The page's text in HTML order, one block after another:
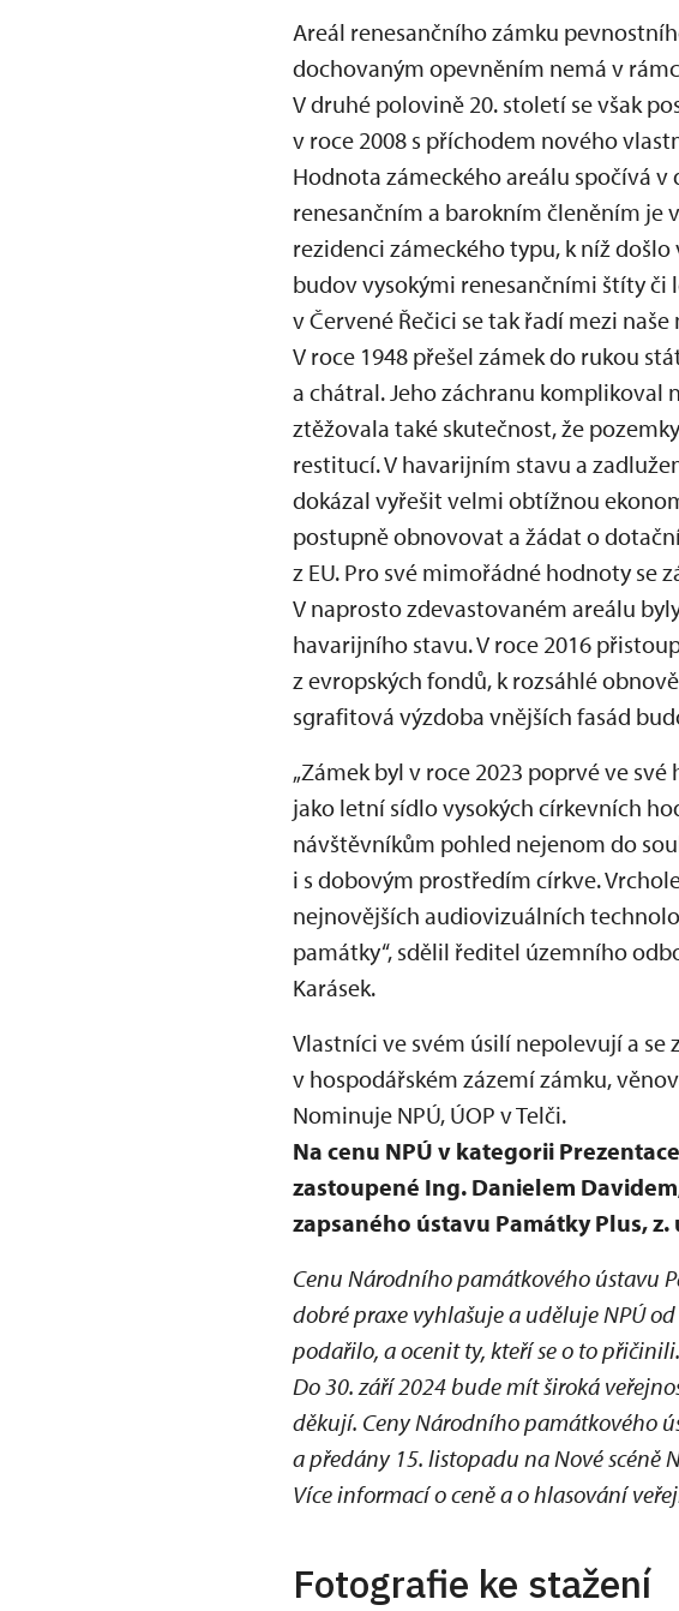
Areál renesančního zámku
dochovaným opevněním nemá v
V druhé polovině 20. století se však
v roce 2008 s příchodem nového
Hodnota zámeckého areálu spočívá
renesančním a barokním členěním je
rezidenci zámeckého typu, k níž
budov vysokými renesančními štíty
v Červené Řečici se tak řadí mezi
V roce 1948 přešel zámek do rukou
a chátral. Jeho záchranu komplikoval
ztěžovala také skutečnost, že
restitucí. V havarijním stavu a
dokázal vyřešit velmi obtížnou
postupně obnovovat a žádat o
z EU. Pro své mimořádné hodnoty se
V naprosto zdevastovaném areálu
havarijního stavu. V roce 2016
z evropských fondů, k rozsáhlé
sgrafitová výzdoba vnějších fasád
„Zámek byl v roce 2023 poprvé ve
jako letní sídlo vysokých církevních
návštěvníkům pohled nejenom do
i s dobovým prostředím církve.
nejnovějších audiovizuálních
památky“, sdělil ředitel územního
Karásek.
Vlastníci ve svém úsilí nepolevují a
v hospodářském zázemí zámku,
Nominuje NPÚ, ÚOP v Telči.
Na cenu NPÚ v kategorii
zastoupené Ing. Danielem
zapsaného ústavu Památky Plus, z.
Cenu Národního památkového ústavu
dobré praxe vyhlašuje a uděluje NPÚ
podařilo, a ocenit ty, kteří se o to přičinili.
Do 30. září 2024 bude mít široká
děkují. Ceny Národního památkového
a předány 15. listopadu na Nové scéně
Více informací o ceně a o hlasování
Fotografie ke stažení